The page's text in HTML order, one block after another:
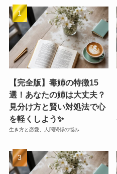
【完全版】毒姉の特徴15
選！あなたの姉は大丈夫？
見分け方と賢い対処法で心
を軽くしよう✨
生き方と恋愛、人間関係の悩み